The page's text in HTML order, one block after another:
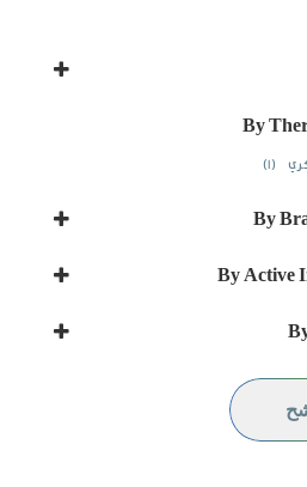
By
(1)
By
GLADOS-
By Active
Pioglitazone 15mg and
hydrochloride
العربية السعودية